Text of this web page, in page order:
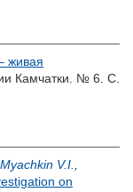
живая
Камчатки. № 6. С.
Myachkin V.I.
on